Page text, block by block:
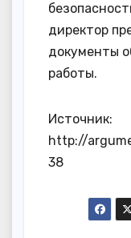
директор
документы
работы.
Источник:
http://
38